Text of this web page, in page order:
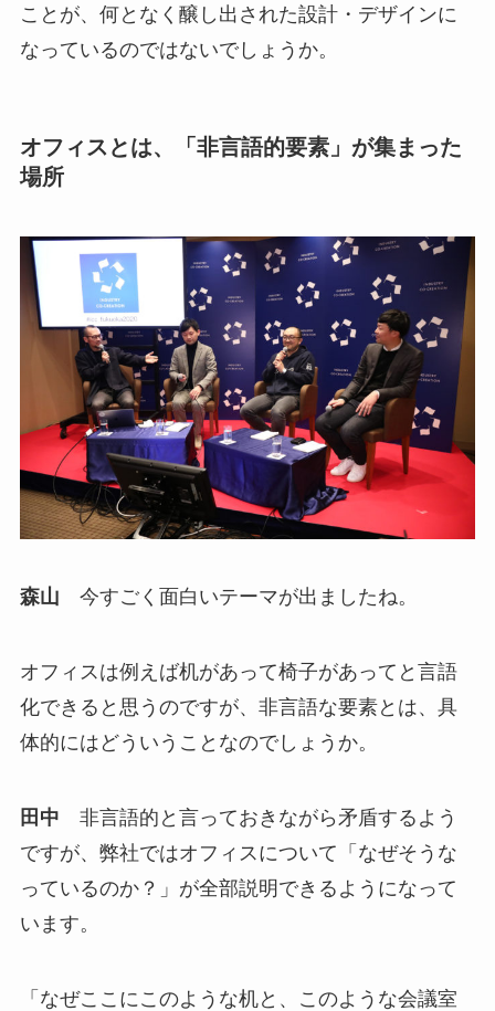
ことが、何となく醸し出された設計・デザインに
なっているのではないでしょうか。
オフィスとは、「非言語的要素」が集まった
場所
森山 今すごく面白いテーマが出ましたね。
オフィスは例えば机があって椅子があってと言語
化できると思うのですが、非言語な要素とは、具
体的にはどういうことなのでしょうか。
田中 非言語的と言っておきながら矛盾するよう
ですが、弊社ではオフィスについて「なぜそうな
っているのか？」が全部説明できるようになって
います。
「なぜここにこのような机と、このような会議室